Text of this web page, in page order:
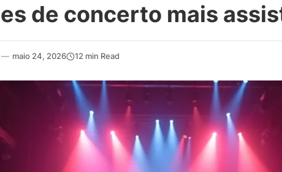
de concerto mais
— maio 24, 2026 12 min Read